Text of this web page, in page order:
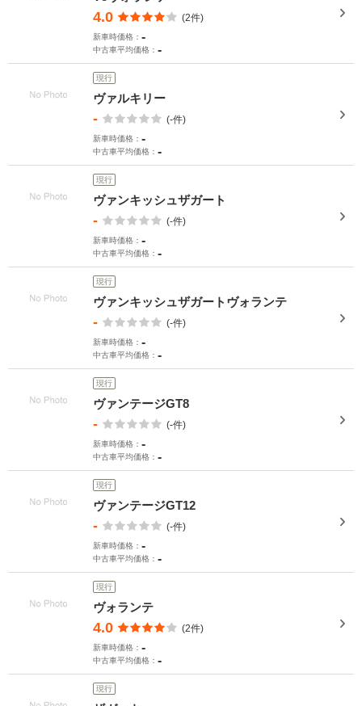
4.0 (2件)
新車時価格： -
中古車平均価格： -
現行
ヴァルキリー
- (-件)
新車時価格： -
中古車平均価格： -
現行
ヴァンキッシュザガート
- (-件)
新車時価格： -
中古車平均価格： -
現行
ヴァンキッシュザガートヴォランテ
- (-件)
新車時価格： -
中古車平均価格： -
現行
ヴァンテージGT8
- (-件)
新車時価格： -
中古車平均価格： -
現行
ヴァンテージGT12
- (-件)
新車時価格： -
中古車平均価格： -
現行
ヴォランテ
4.0 (2件)
新車時価格： -
中古車平均価格： -
現行